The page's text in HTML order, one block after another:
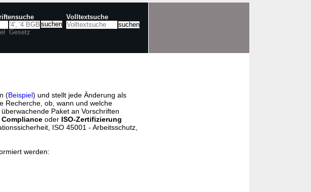
Gesetz
Volltextsuche
(Beispiel) und stellt jede Änderung als
Recherche, ob, wann und welche
Paket an Vorschriften
oder ISO-Zertifizierung
ISO 45001 - Arbeitsschutz,
werden: